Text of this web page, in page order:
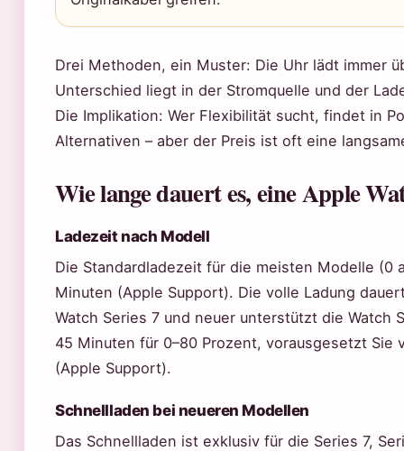
Drei Methoden, ein Muster: Die Uhr lädt immer
Unterschied liegt in der Stromquelle und der
Die Implikation: Wer Flexibilität sucht, findet in
Alternativen – aber der Preis ist oft eine
Wie lange dauert es, eine Apple
Ladezeit nach Modell
Die Standardladezeit für die meisten Modelle
Minuten (Apple Support). Die volle Ladung
Watch Series 7 und neuer unterstützt die Watch
45 Minuten für 0–80 Prozent, vorausgesetzt
(Apple Support).
Schnellladen bei neueren Modellen
Das Schnellladen ist exklusiv für die Series 7,